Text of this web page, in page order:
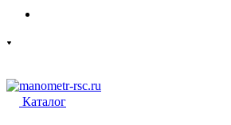
Каталог